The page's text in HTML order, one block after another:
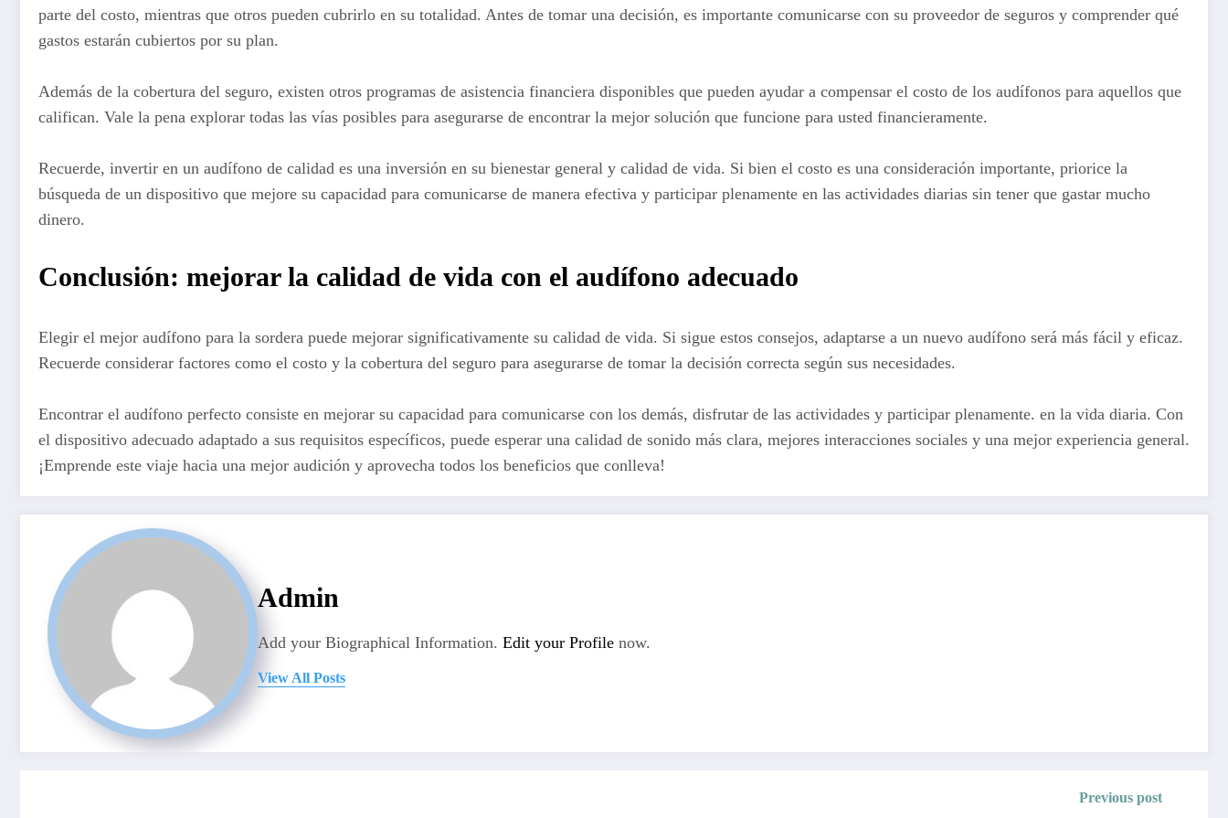
parte del costo, mientras que otros pueden cubrirlo en su totalidad. Antes de tomar una decisión, es importante comunicarse con su proveedor de seguros y comprender qué
gastos estarán cubiertos por su plan.
Además de la cobertura del seguro, existen otros programas de asistencia financiera disponibles que pueden ayudar a compensar el costo de los audífonos para aquellos que
califican. Vale la pena explorar todas las vías posibles para asegurarse de encontrar la mejor solución que funcione para usted financieramente.
Recuerde, invertir en un audífono de calidad es una inversión en su bienestar general y calidad de vida. Si bien el costo es una consideración importante, priorice la
búsqueda de un dispositivo que mejore su capacidad para comunicarse de manera efectiva y participar plenamente en las actividades diarias sin tener que gastar mucho
dinero.
Conclusión: mejorar la calidad de vida con el audífono adecuado
Elegir el mejor audífono para la sordera puede mejorar significativamente su calidad de vida. Si sigue estos consejos, adaptarse a un nuevo audífono será más fácil y eficaz.
Recuerde considerar factores como el costo y la cobertura del seguro para asegurarse de tomar la decisión correcta según sus necesidades.
Encontrar el audífono perfecto consiste en mejorar su capacidad para comunicarse con los demás, disfrutar de las actividades y participar plenamente. en la vida diaria. Con
el dispositivo adecuado adaptado a sus requisitos específicos, puede esperar una calidad de sonido más clara, mejores interacciones sociales y una mejor experiencia general.
¡Emprende este viaje hacia una mejor audición y aprovecha todos los beneficios que conlleva!
Admin
Add your Biographical Information. Edit your Profile now.
View All Posts
Previous post